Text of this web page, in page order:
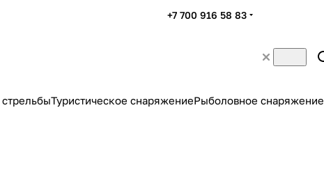
+7 700 916 58 83
Туристическое снаряжениеРыболовное снаряжение